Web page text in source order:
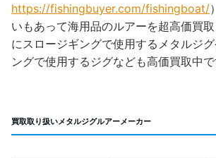
https://fishingbuyer.com/fishingboat/
いもあって海用品のルアーを超高価買
にスロージギングで使用するメタルジ
ングで使用するジグなども高価買取中で
買取取り扱いメタルジグルアーメーカー